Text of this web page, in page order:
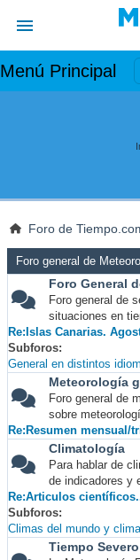
Menú Principal
Foro de
Foro general de
Foro General
Foro general de
situaciones en
Re:Islas Canarias.
Subforos
General en distintos
Meteorología
Foro general de
sobre
Re:Resumen mensual/
Climatología
Para hablar de
de indicadores y
Re:Articulos
Subforos
Climas del mundo y
Tiempo Severo